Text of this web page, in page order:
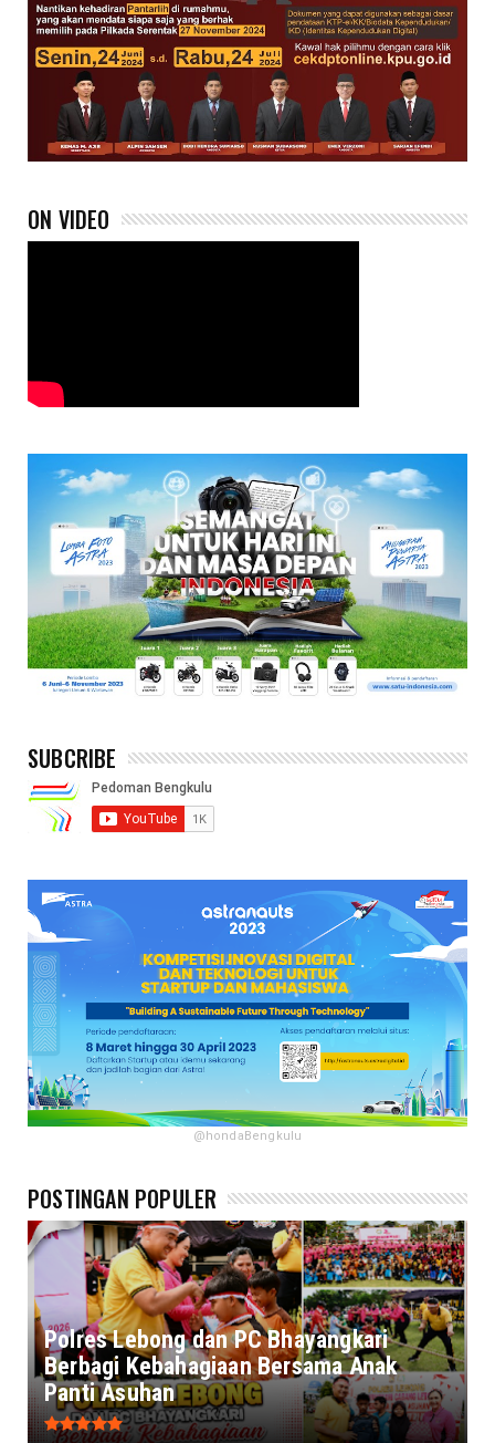
ON VIDEO
SUBCRIBE
@hondaBengkulu
POSTINGAN POPULER
Polres Lebong dan PC Bhayangkari
Berbagi Kebahagiaan Bersama Anak
Panti Asuhan